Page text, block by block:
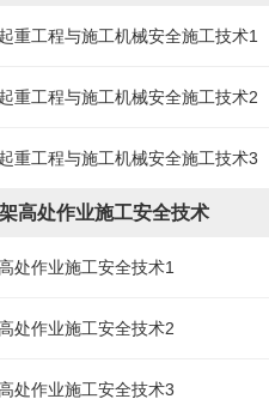
重工程与施工机械安全施工技术1
重工程与施工机械安全施工技术2
重工程与施工机械安全施工技术3
高处作业施工安全技术
处作业施工安全技术1
处作业施工安全技术2
处作业施工安全技术3